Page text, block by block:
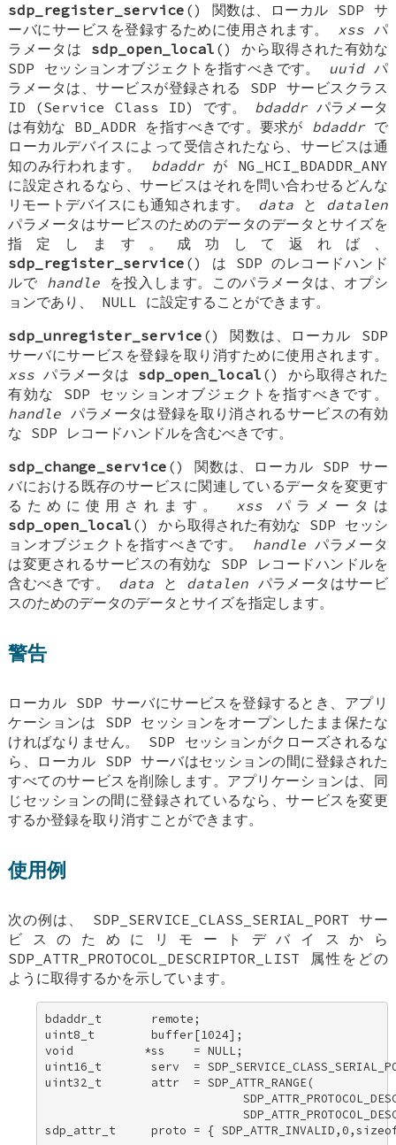
sdp_register_service () 関数は、ローカル SDP サ
ーバにサービスを登録するために使用されます。 xss パ
ラメータは sdp_open_local () から取得された有効な
SDP セッションオブジェクトを指すべきです。 uuidパ
ラメータは、サービスが登録される SDP サービスクラス
ID (Service Class ID) です。 bdaddrパラメータ
は有効な BD_ADDR を指すべきです。要求が bdaddrで
ローカルデバイスによって受信されたなら、サービスは通
知のみ行われます。 bdaddrが NG_HCI_BDADDR_ANY
に設定されるなら、サービスはそれを問い合わせるどんな
リモートデバイスにも通知されます。 data と datalen
パラメータはサービスのためのデータのデータとサイズを
指定します。成功して返れば、
sdp_register_service () は SDP のレコードハンド
ルで handle を投入します。このパラメータは、オプシ
ョンであり、 NULL に設定することができます。
sdp_unregister_service () 関数は、ローカル SDP
サーバにサービスを登録を取り消すために使用されます。
xss パラメータは sdp_open_local () から取得された
有効な SDP セッションオブジェクトを指すべきです。
handle パラメータは登録を取り消されるサービスの有効
な SDP レコードハンドルを含むべきです。
sdp_change_service () 関数は、ローカル SDP サー
バにおける既存のサービスに関連しているデータを変更す
るために使用されます。 xssパラメータは
sdp_open_local () から取得された有効な SDP セッシ
ョンオブジェクトを指すべきです。 handleパラメータ
は変更されるサービスの有効な SDP レコードハンドルを
含むべきです。 data と datalen パラメータはサービ
スのためのデータのデータとサイズを指定します。
警告
ローカル SDP サーバにサービスを登録するとき、アプリ
ケーションは SDP セッションをオープンしたまま保たな
ければなりません。 SDP セッションがクローズされるな
ら、ローカル SDP サーバはセッションの間に登録された
すべてのサービスを削除します。アプリケーションは、同
じセッションの間に登録されているなら、サービスを変更
するか登録を取り消すことができます。
使用例
次の例は、 SDP_SERVICE_CLASS_SERIAL_PORT サー
ビスのためにリモートデバイスから
SDP_ATTR_PROTOCOL_DESCRIPTOR_LIST 属性をどの
ように取得するかを示しています。
bdaddr_t       remote;
uint8_t        buffer[1024];
void          *ss    = NULL;
uint16_t       serv  =
uint32_t       attr  = SDP_ATTR_RANGE(
sdp_attr_t     proto = {